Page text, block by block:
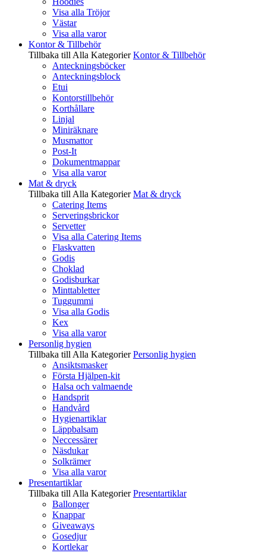
Visa alla Tröjor
Västar
Visa alla varor
Kontor & Tillbehör
Tillbaka till Alla Kategorier Kontor & Tillbehör
Anteckningsböcker
Anteckningsblock
Etui
Kontorstillbehör
Korthållare
Linjal
Miniräknare
Musmattor
Post-It
Dokumentmappar
Visa alla varor
Mat & dryck
Tillbaka till Alla Kategorier Mat & dryck
Catering Items
Serveringsbrickor
Servetter
Visa alla Catering Items
Flaskvatten
Godis
Choklad
Godisburkar
Minttabletter
Tuggummi
Visa alla Godis
Kex
Visa alla varor
Personlig hygien
Tillbaka till Alla Kategorier Personlig hygien
Ansiktsmasker
Första Hjälpen-kit
Halsa och valmaende
Handsprit
Handvård
Hygienartiklar
Läppbalsam
Neccessärer
Näsdukar
Solkrämer
Visa alla varor
Presentartiklar
Tillbaka till Alla Kategorier Presentartiklar
Ballonger
Knappar
Giveaways
Gosedjur
Kortlekar